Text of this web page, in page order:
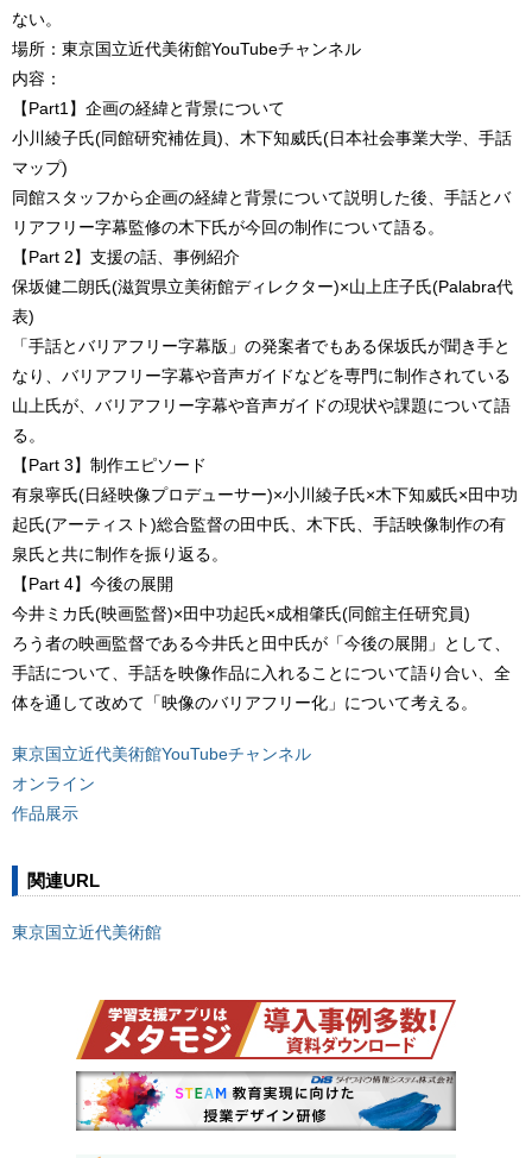
ない。
場所：東京国立近代美術館YouTubeチャンネル
内容：
【Part1】企画の経緯と背景について
小川綾子氏(同館研究補佐員)、木下知威氏(日本社会事業大学、手話
マップ)
同館スタッフから企画の経緯と背景について説明した後、手話とバ
リアフリー字幕監修の木下氏が今回の制作について語る。
【Part 2】支援の話、事例紹介
保坂健二朗氏(滋賀県立美術館ディレクター)×山上庄子氏(Palabra代
表)
「手話とバリアフリー字幕版」の発案者でもある保坂氏が聞き手と
なり、バリアフリー字幕や音声ガイドなどを専門に制作されている
山上氏が、バリアフリー字幕や音声ガイドの現状や課題について語
る。
【Part 3】制作エピソード
有泉寧氏(日経映像プロデューサー)×小川綾子氏×木下知威氏×田中功
起氏(アーティスト)総合監督の田中氏、木下氏、手話映像制作の有
泉氏と共に制作を振り返る。
【Part 4】今後の展開
今井ミカ氏(映画監督)×田中功起氏×成相肇氏(同館主任研究員)
ろう者の映画監督である今井氏と田中氏が「今後の展開」として、
手話について、手話を映像作品に入れることについて語り合い、全
体を通して改めて「映像のバリアフリー化」について考える。
東京国立近代美術館YouTubeチャンネル
オンライン
作品展示
関連URL
東京国立近代美術館